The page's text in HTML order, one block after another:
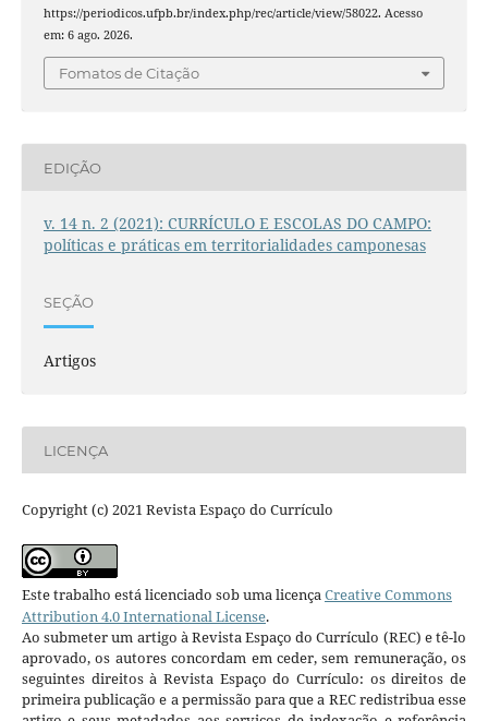
https://periodicos.ufpb.br/index.php/rec/article/view/58022. Acesso
em: 6 ago. 2026.
Fomatos de Citação
EDIÇÃO
v. 14 n. 2 (2021): CURRÍCULO E ESCOLAS DO CAMPO:
políticas e práticas em territorialidades camponesas
SEÇÃO
Artigos
LICENÇA
Copyright (c) 2021 Revista Espaço do Currículo
Este trabalho está licenciado sob uma licença Creative Commons
Attribution 4.0 International License.
Ao submeter um artigo à Revista Espaço do Currículo (REC) e tê-lo
aprovado, os autores concordam em ceder, sem remuneração, os
seguintes direitos à Revista Espaço do Currículo: os direitos de
primeira publicação e a permissão para que a REC redistribua esse